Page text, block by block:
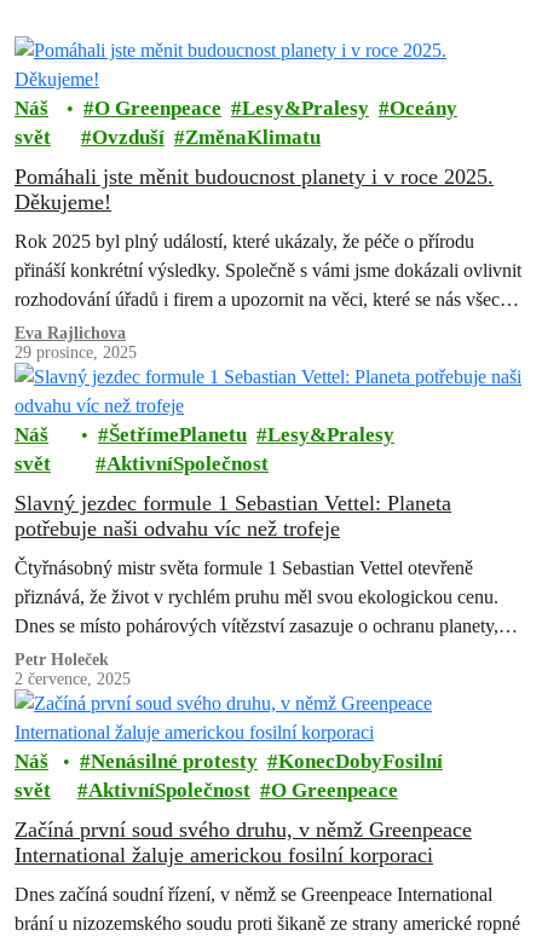
Náš
svět
O Greenpeace Lesy&Pralesy
Oceány
Ovzduší
ZměnaKlimatu
Pomáhali jste měnit budoucnost planety i v roce 2025.
Děkujeme!
Rok 2025 byl plný událostí, které ukázaly, že péče o přírodu
přináší konkrétní výsledky. Společně s vámi jsme dokázali ovlivnit
rozhodování úřadů i firem a upozornit na věci, které se nás všech
dotýkají – ovzduší, lesy i životní prostředí kolem nás. Děkujeme
každému, kdo se jakkoli zapojil. Bez vás bychom následujících
úspěchů nedosáhli.
Eva Rajlichova
29 prosince, 2025
Náš
svět
ŠetřímePlanetu
Lesy&Pralesy
AktivníSpolečnost
Slavný jezdec formule 1 Sebastian Vettel: Planeta
potřebuje naši odvahu víc než trofeje
Čtyřnásobný mistr světa formule 1 Sebastian Vettel otevřeně
přiznává, že život v rychlém pruhu měl svou ekologickou cenu.
Dnes se místo pohárových vítězství zasazuje o ochranu planety,
cestuje s Greenpeace do…
Petr Holeček
2 července, 2025
Náš
svět
Nenásilné protesty
KonecDobyFosilní
AktivníSpolečnost
O Greenpeace
Začíná první soud svého druhu, v němž Greenpeace
International žaluje americkou fosilní korporaci
Dnes začíná soudní řízení, v němž se Greenpeace International
brání u nizozemského soudu proti šikaně ze strany americké ropné